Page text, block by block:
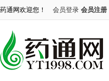
药通网欢迎您！ 会员登录 会员注册